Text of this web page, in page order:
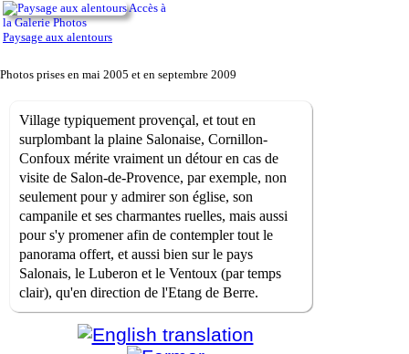
Accès à
la Galerie Photos
Paysage aux alentours
Photos prises en mai 2005 et en septembre 2009
Village typiquement provençal, et tout en
surplombant la plaine Salonaise, Cornillon-
Confoux mérite vraiment un détour en cas de
visite de Salon-de-Provence, par exemple, non
seulement pour y admirer son église, son
campanile et ses charmantes ruelles, mais aussi
pour s'y promener afin de contempler tout le
panorama offert, et aussi bien sur le pays
Salonais, le Luberon et le Ventoux (par temps
clair), qu'en direction de l'Etang de Berre.